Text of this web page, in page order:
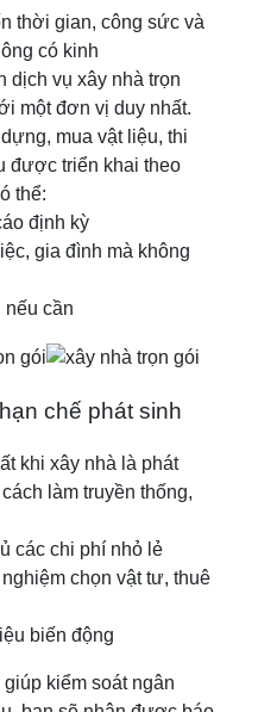
thời gian, công sức và
có kinh
dịch vụ xây nhà trọn
một đơn vị duy nhất.
mua vật liệu, thi
được triển khai theo
thể:
định kỳ
gia đình mà không
cần
chế phát sinh
khi xây nhà là phát
làm truyền thống,
các chi phí nhỏ lẻ
chọn vật tư, thuê
biến động
giúp kiểm soát ngân